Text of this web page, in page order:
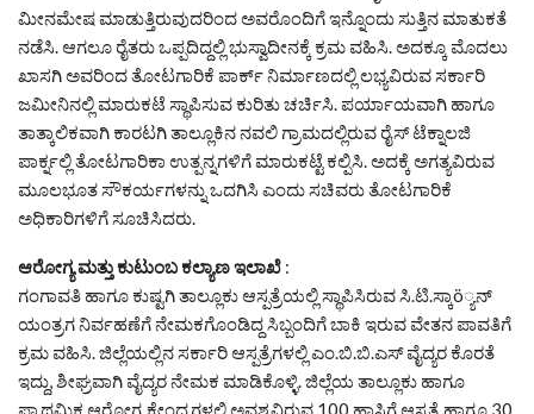
ಮೀನಮೇಷ ಮಾಡುತ್ತಿರುವುದರಿಂದ ಅವರೊಂದಿಗೆ ಇನ್ನೊಂದು ಸುತ್ತಿನ ಮಾತುಕತೆ
ನಡೆಸಿ. ಆಗಲೂ ರೈತರು ಒಪ್ಪದಿದ್ದಲ್ಲಿ ಭುಸ್ವಾದೀನಕ್ಕೆ ಕ್ರಮ ವಹಿಸಿ. ಅದಕ್ಕೂ ಮೊದಲು
ಖಾಸಗಿ ಅವರಿಂದ ತೋಟಗಾರಿಕೆ ಪಾರ್ಕ್ ನಿರ್ಮಾಣದಲ್ಲಿ ಲಭ್ಯವಿರುವ ಸರ್ಕಾರಿ
ಜಮೀನಿನಲ್ಲಿ ಮಾರುಕಟೆ ಸ್ಥಾಪಿಸುವ ಕುರಿತು ಚರ್ಚಿಸಿ. ಪರ್ಯಾಯವಾಗಿ ಹಾಗೂ
ತಾತ್ಕಾಲಿಕವಾಗಿ ಕಾರಟಗಿ ತಾಲ್ಲೂಕಿನ ನವಲಿ ಗ್ರಾಮದಲ್ಲಿರುವ ರೈಸ್ ಟೆಕ್ನಾಲಜಿ
ಪಾರ್ಕ್ನಲ್ಲಿ ತೋಟಗಾರಿಕಾ ಉತ್ಪನ್ನಗಳಿಗೆ ಮಾರುಕಟ್ಟೆ ಕಲ್ಪಿಸಿ. ಅದಕ್ಕೆ ಅಗತ್ಯವಿರುವ
ಮೂಲಭೂತ ಸೌಕರ್ಯಗಳನ್ನು ಒದಗಿಸಿ ಎಂದು ಸಚಿವರು ತೋಟಗಾರಿಕೆ
ಅಧಿಕಾರಿಗಳಿಗೆ ಸೂಚಿಸಿದರು.
ಆರೋಗ್ಯ ಮತ್ತು ಕುಟುಂಬ ಕಲ್ಯಾಣ ಇಲಾಖೆ :
ಗಂಗಾವತಿ ಹಾಗೂ ಕುಷ್ಟಗಿ ತಾಲ್ಲೂಕು ಆಸ್ಪತ್ರೆಯಲ್ಲಿ ಸ್ಥಾಪಿಸಿರುವ ಸಿ.ಟಿ.ಸ್ಕಾö್ಯನ್
ಯಂತ್ರಗ ನಿರ್ವಹಣೆಗೆ ನೇಮಕಗೊಂಡಿದ್ದ ಸಿಬ್ಬಂದಿಗೆ ಬಾಕಿ ಇರುವ ವೇತನ ಪಾವತಿಗೆ
ಕ್ರಮ ವಹಿಸಿ. ಜಿಲ್ಲೆಯಲ್ಲಿನ ಸರ್ಕಾರಿ ಆಸ್ಪತ್ರೆಗಳಲ್ಲಿ ಎಂ.ಬಿ.ಬಿ.ಎಸ್ ವೈದ್ಯರ ಕೊರತೆ
ಇದ್ದು, ಶೀಘ್ರವಾಗಿ ವೈದ್ಯರ ನೇಮಕ ಮಾಡಿಕೊಳ್ಳಿ. ಜಿಲ್ಲೆಯ ತಾಲ್ಲೂಕು ಹಾಗೂ
ಪ್ರಾಥಮಿಕ ಆರೋಗ್ಯ ಕೇಂದ್ರಗಳಲ್ಲಿ ಅವಶ್ಯವಿರುವ 100 ಹಾಸಿಗೆ ಆಸ್ಪತ್ರೆ ಹಾಗೂ 30